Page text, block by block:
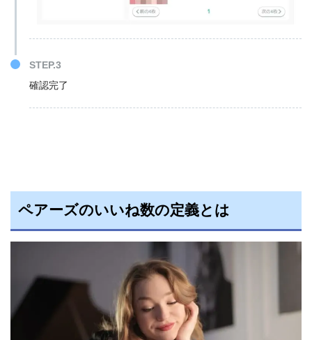
STEP.3
確認完了
ペアーズのいいね数の定義とは